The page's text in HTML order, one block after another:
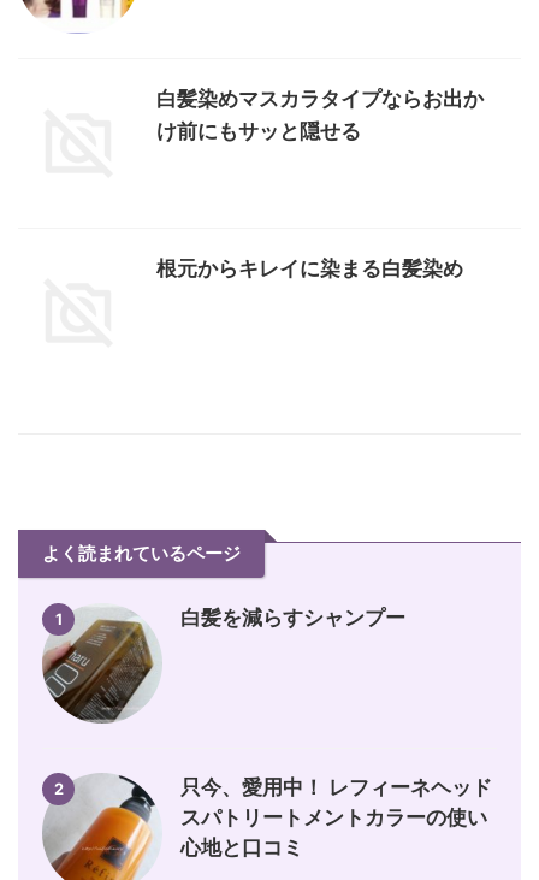
白髪染めマスカラタイプならお出か
け前にもサッと隠せる
根元からキレイに染まる白髪染め
よく読まれているページ
1 白髪を減らすシャンプー
2
只今、愛用中！ レフィーネヘッド
スパトリートメントカラーの使い
心地と口コミ